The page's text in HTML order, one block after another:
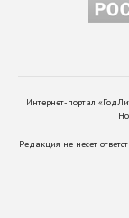
Интернет-портал
Редакция не несет